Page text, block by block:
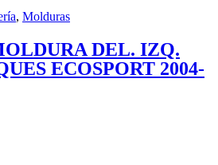
, Molduras
DEL. IZQ.
ECOSPORT 2004-